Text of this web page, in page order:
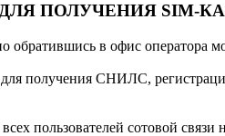
ПОЛУЧЕНИЯ SIM-
обратившись в офис
получения СНИЛС,
пользователей сотовой связи